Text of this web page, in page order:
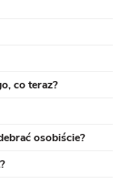
co teraz?
osobiście?